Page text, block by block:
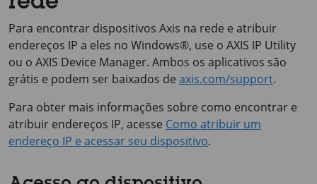
Para encontrar dispositivos Axis na rede e atribuir
endereços IP a eles no Windows®, use o AXIS IP Utility
ou o AXIS Device Manager. Ambos os aplicativos são
grátis e podem ser baixados de axis.com/support.
Para obter mais informações sobre como encontrar e
atribuir endereços IP, acesse Como atribuir um
endereço IP e acessar seu dispositivo.